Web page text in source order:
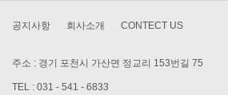
공지사항 회사소개 CONTECT US
주소 : 경기 포천시 가산면 정교리 153번길 75
TEL : 031 - 541 - 6833